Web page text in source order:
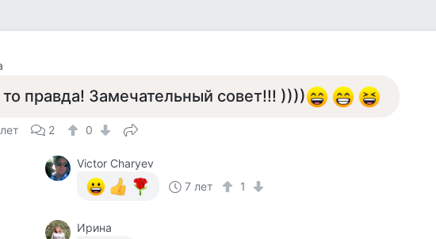
правда! Замечательный совет!!! ))))
2 0
Victor Charyev
7 лет
1
Ирина